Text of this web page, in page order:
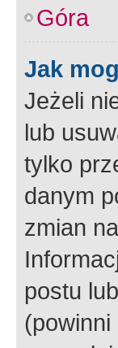
Góra
Jak
Jeżeli
lub
tylko
danym
zmian
postu